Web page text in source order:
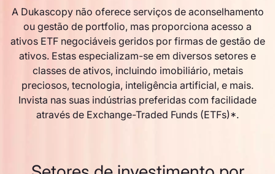
A Dukascopy não oferece serviços de aconselhamento
ou gestão de portfolio, mas proporciona acesso a
ativos ETF negociáveis geridos por firmas de gestão de
ativos. Estas especializam-se em diversos setores e
classes de ativos, incluindo imobiliário, metais
preciosos, tecnologia, inteligência artificial, e mais.
Invista nas suas indústrias preferidas com facilidade
através de Exchange-Traded Funds (ETFs)*.